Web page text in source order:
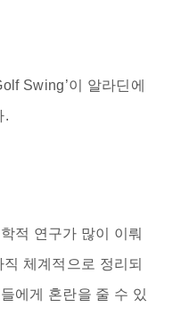
Swing’이 알라딘 에
.
적 연구가 많이 이뤄
체계적으로 정리되
에게 혼란을 줄 수 있